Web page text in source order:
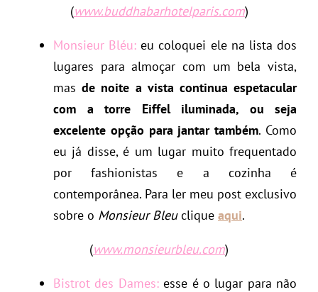
(www.buddhabarhotelparis.com)
Monsieur Bléu: eu coloquei ele na lista dos
lugares para almoçar com um bela vista,
masde noite a vista continua espetacular
com a torre Eiffel iluminada, ou seja
excelente opção para jantar também. Como
eu já disse, é um lugar muito frequentado
por fashionistas e a cozinha é
contemporânea. Para ler meu post exclusivo
sobre o Monsieur Bleuclique aqui.
(www.monsieurbleu.com)
Bistrot des Dames:esse é o lugar para não